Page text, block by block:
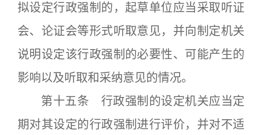
拟设定行政强制的，起草单位应当采取听证
会、论证会等形式听取意见，并向制定机关
说明设定该行政强制的必要性、可能产生的
影响以及听取和采纳意见的情况。
第十五条 行政强制的设定机关应当定
期对其设定的行政强制进行评价，并对不适